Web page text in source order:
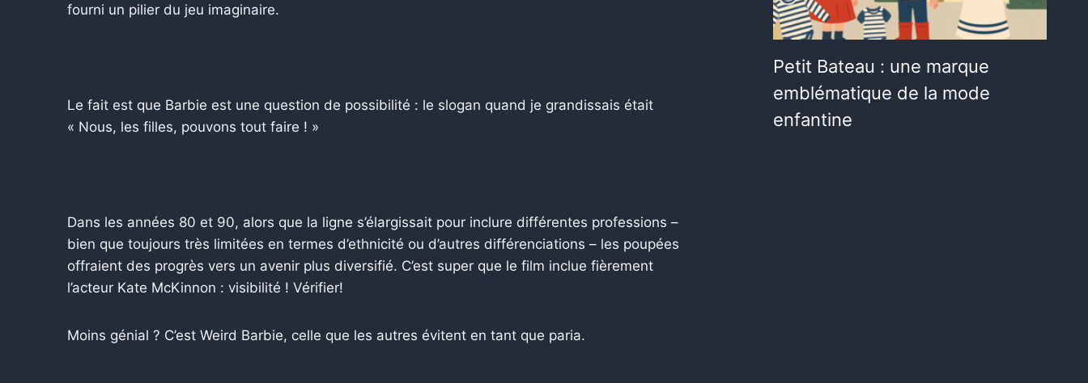
fourni un pilier du jeu imaginaire.
Le fait est que Barbie est une question de possibilité : le slogan quand je grandissais était
« Nous, les filles, pouvons tout faire ! »
Dans les années 80 et 90, alors que la ligne s’élargissait pour inclure différentes professions –
bien que toujours très limitées en termes d’ethnicité ou d’autres différenciations – les poupées
offraient des progrès vers un avenir plus diversifié. C’est super que le film inclue fièrement
l’acteur Kate McKinnon : visibilité ! Vérifier!
Moins génial ? C’est Weird Barbie, celle que les autres évitent en tant que paria.
Petit Bateau : une marque
emblématique de la mode
enfantine